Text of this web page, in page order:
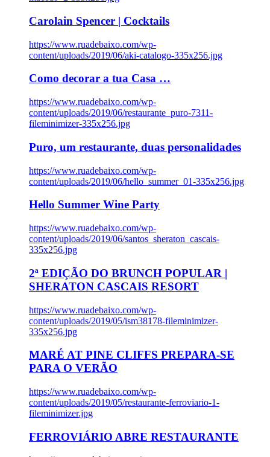
Carolain Spencer | Cocktails
https://www.ruadebaixo.com/wp-
content/uploads/2019/06/aki-catalogo-335x256.jpg
Como decorar a tua Casa …
https://www.ruadebaixo.com/wp-
content/uploads/2019/06/restaurante_puro-7311-
fileminimizer-335x256.jpg
Puro, um restaurante, duas personalidades
https://www.ruadebaixo.com/wp-
content/uploads/2019/06/hello_summer_01-335x256.jpg
Hello Summer Wine Party
https://www.ruadebaixo.com/wp-
content/uploads/2019/06/santos_sheraton_cascais-
335x256.jpg
2ª EDIÇÃO DO BRUNCH POPULAR |
SHERATON CASCAIS RESORT
https://www.ruadebaixo.com/wp-
content/uploads/2019/05/ism38178-fileminimizer-
335x256.jpg
MARÉ AT PINE CLIFFS PREPARA-SE
PARA O VERÃO
https://www.ruadebaixo.com/wp-
content/uploads/2019/05/restaurante-ferroviario-1-
fileminimizer.jpg
FERROVIÁRIO ABRE RESTAURANTE